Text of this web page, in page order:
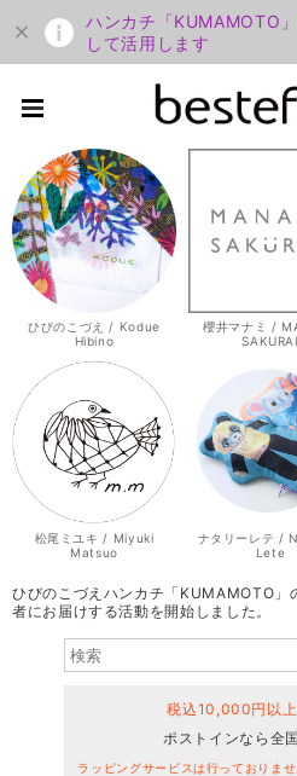
ハンカチ「KUMAMOTO
して活用します
ひびのこづえ / Kodue
Hibino
櫻井マナミ /
SAKURAI
松尾ミユキ / Miyuki
Matsuo
ナタリーレテ /
Lete
ひびのこづえハンカチ「KUMAMOTO」
者にお届けする活動を開始しました。
税込10,000円以
ポストインなら全
ラッピングサービスは行っておりま